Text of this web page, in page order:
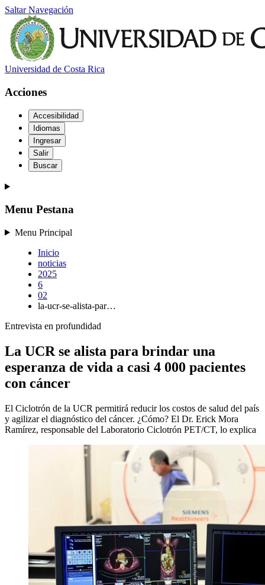
Saltar Navegación
Universidad de Costa Rica
Acciones
Accesibilidad
Idiomas
Ingresar
Salir
Buscar
Menu Pestana
Menu Principal
Inicio
noticias
2025
6
02
la-ucr-se-alista-par…
Entrevista en profundidad
La UCR se alista para brindar una
esperanza de vida a casi 4 000 pacientes
con cáncer
El Ciclotrón de la UCR permitirá reducir los costos de salud del país
y agilizar el diagnóstico del cáncer. ¿Cómo? El Dr. Erick Mora
Ramírez, responsable del Laboratorio Ciclotrón PET/CT, lo explica